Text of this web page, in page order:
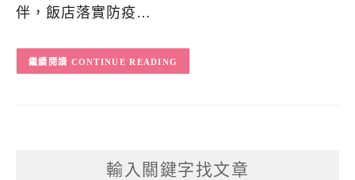
伴，飯店落實防疫…
CONTINUE READING
輸入關鍵字找文章